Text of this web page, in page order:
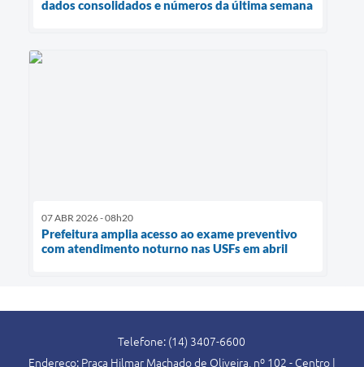
dados consolidados e números da última semana
07 ABR 2026 - 08h20
Prefeitura amplia acesso ao exame preventivo
com atendimento noturno nas USFs em abril
Telefone: (14) 3407-6600
Endereço: Praça Hilmar Machado de Oliveira, nº 102 - Centro |